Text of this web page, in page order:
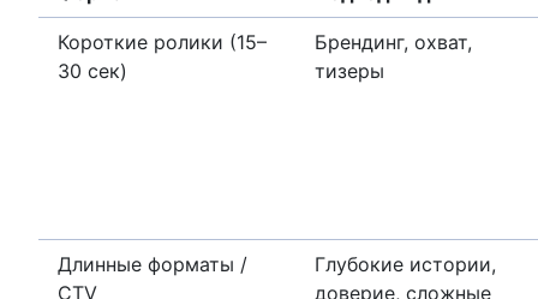
Короткие ролики (15–
30 сек)
Брендинг, охват,
тизеры
Длинные форматы /
CTV
Глубокие истории,
доверие, сложные